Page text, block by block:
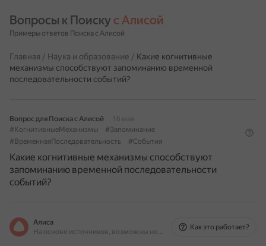
Вопросы к Поиску с Алисой
Примеры ответов Поиска с Алисой
Главная / Наука и образование / Какие когнитивные
механизмы способствуют запоминанию временной
последовательности событий?
Вопрос для Поиска с Алисой
16 мая
#КогнитивныеМеханизмы
#Запоминание
#ВременнаяПоследовательность
#События
Какие когнитивные механизмы способствуют
запоминанию временной последовательности
событий?
Алиса
На основе источников, возможны неточности
Как это работает?